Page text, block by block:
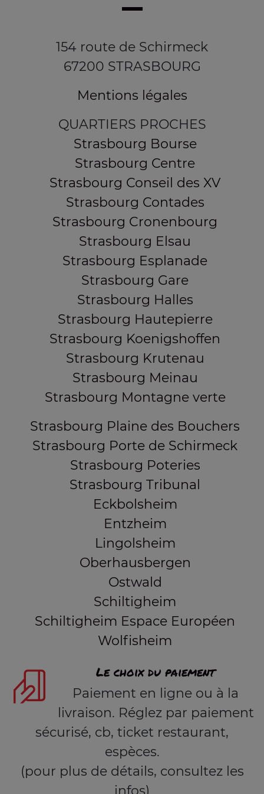
154 route de Schirmeck
67200 STRASBOURG
Mentions légales
QUARTIERS PROCHES
Strasbourg Bourse
Strasbourg Centre
Strasbourg Conseil des XV
Strasbourg Contades
Strasbourg Cronenbourg
Strasbourg Elsau
Strasbourg Esplanade
Strasbourg Gare
Strasbourg Halles
Strasbourg Hautepierre
Strasbourg Koenigshoffen
Strasbourg Krutenau
Strasbourg Meinau
Strasbourg Montagne verte
Strasbourg Plaine des Bouchers
Strasbourg Porte de Schirmeck
Strasbourg Poteries
Strasbourg Tribunal
Eckbolsheim
Entzheim
Lingolsheim
Oberhausbergen
Ostwald
Schiltigheim
Schiltigheim Espace Européen
Wolfisheim
Le choix du paiement
Paiement en ligne ou à la
livraison. Réglez par paiement
sécurisé, cb, ticket restaurant,
espèces.
(pour plus de détails, consultez les
infos)